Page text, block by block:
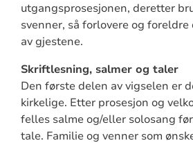
utgangsprosesjonen, deretter
svenner, så forlovere og
av gjestene.
Skriftlesning, salmer og taler
Den første delen av vigselen er
kirkelige. Etter prosesjon og
felles salme og/eller solosang
tale. Familie og venner som